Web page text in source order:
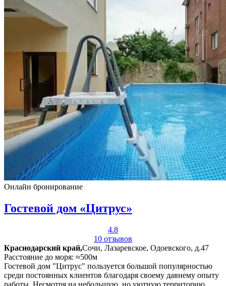
Онлайн бронирование
Гостевой дом «Цитрус»
4.8
10 отзывов
Краснодарский край,Сочи, Лазаревское, Одоевского, д.47
Расстояние до моря: ≈500м
Гостевой дом "Цитрус" пользуется большой популярностью
среди постоянных клиентов благодаря своему давнему опыту
работы. Несмотря на небольшую, но уютную территорию,